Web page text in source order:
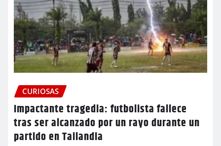
CURIOSAS
Impactante tragedia: futbolista fallece
tras ser alcanzado por un rayo durante un
partido en Tailandia